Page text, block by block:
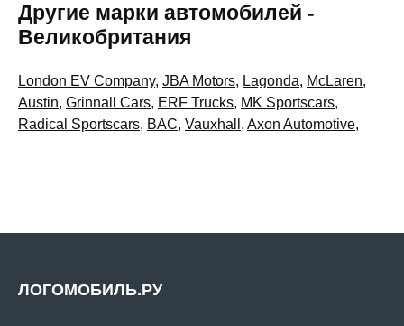
Другие марки автомобилей -
Великобритания
London EV Company, JBA Motors, Lagonda, McLaren,
Austin, Grinnall Cars, ERF Trucks, MK Sportscars,
Radical Sportscars, BAC, Vauxhall , Axon Automotive,
ЛОГОМОБИЛЬ.РУ